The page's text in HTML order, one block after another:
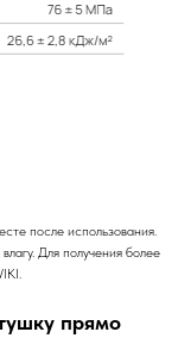
после использования.
Для получения более
прямо